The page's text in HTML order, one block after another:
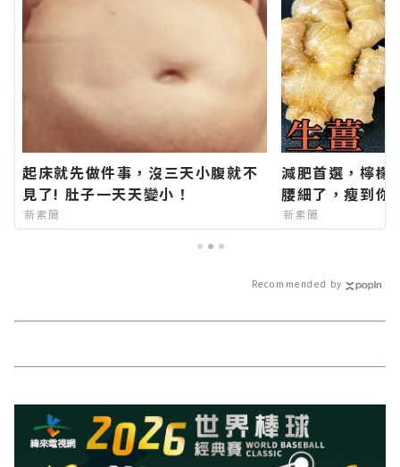
起床就先做件事，沒三天小腹就不
見了! 肚子一天天變小！
新素簡
減肥首選，檸檬
腰細了，瘦到你
新素簡
Recommended by